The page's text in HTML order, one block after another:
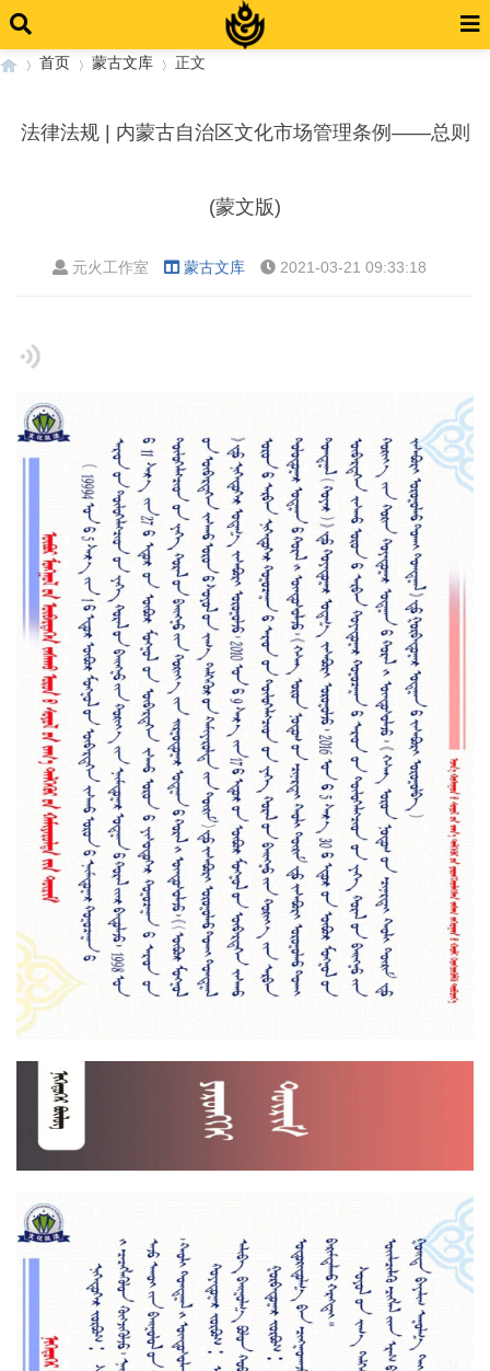
首页 蒙古文库 正文
法律法规 | 内蒙古自治区文化市场管理条例——总则
(蒙文版)
元火工作室 蒙古文库 2021-03-21 09:33:18